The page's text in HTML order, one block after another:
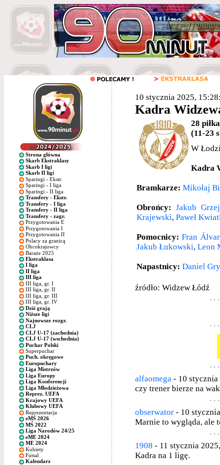
Strona główna
Skarb Ekstraklasy
Skarb I ligi
Skarb II ligi
Sparingi - Ekstr.
Sparingi - I liga
Sparingi - II liga
Transfery - Ekstr.
Transfery - I liga
Transfery - II liga
Transfery - zagr.
Przygotowania E
Przygotowania I
Przygotowania II
Polacy za granicą
Obcokrajowcy
Baraże 2025
Ekstraklasa
I liga
II liga
III liga
III liga, gr. I
III liga, gr. II
III liga, gr. III
III liga, gr. IV
Dziś grają
Niższe ligi
Najnowsze rozgr.
CLJ
CLJ U-17 (zachodnia)
CLJ U-17 (wschodnia)
Puchar Polski
Superpuchar
Puch. okręgowe
Europuchary
Liga Mistrzów
Liga Europy
Liga Konferencji
Liga Młodzieżowa
Reprez. UEFA
Krajowy UEFA
Klubowy UEFA
Reprezentacja
eMŚ 2026
MŚ 2022
Liga Narodów 24/25
eME 2024
ME 2024
Kobiety
Futsal
Kalendarz
10 stycznia 2025,
Kadra
28
(11-23
W
Kadra
Bramkarze: Mikołaj
Obrońcy: Jakub
Krajewski, Paweł
Pomocnicy: Fran
Jakub Łukowski, Leon
Napastnicy: Daniel
źródło: Widzew Łódź
alfaomega - 10
czy trener bierze na
obserwator - 10
Marnie to wygląda, ale
1908 - 11 stycznia
Kadra na 1 ligę.